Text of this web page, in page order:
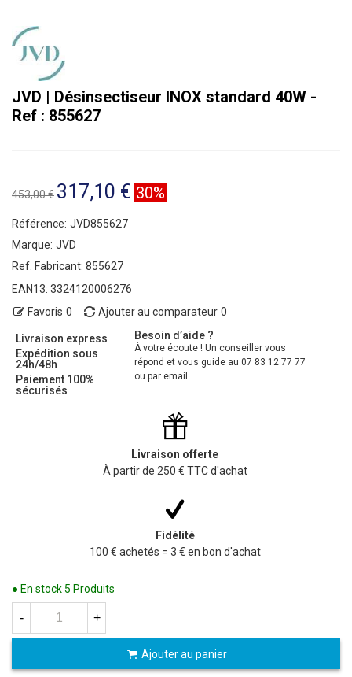
JVD | Désinsectiseur INOX standard 40W -
Ref : 855627
453,00 € 317,10 € 30%
Référence: JVD855627
Marque: JVD
Ref. Fabricant: 855627
EAN13: 3324120006276
Favoris 0 Ajouter au comparateur 0
Livraison express
Expédition sous
24h/48h
Paiement 100%
sécurisés
Besoin d’aide ?
À votre écoute ! Un conseiller vous
répond et vous guide au 07 83 12 77 77
ou par email
Livraison offerte
À partir de 250 € TTC d'achat
Fidélité
100 € achetés = 3 € en bon d'achat
● En stock5 Produits
- +
Ajouter au panier